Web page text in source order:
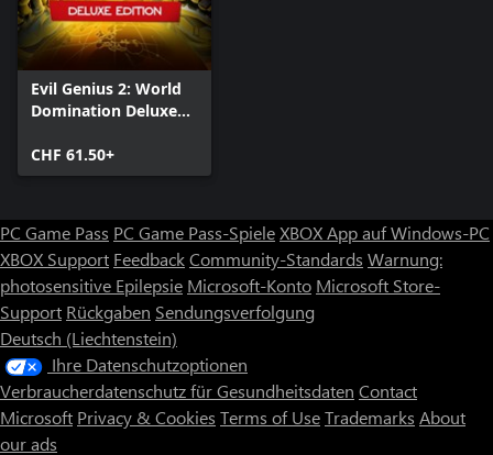
Evil Genius 2: World
Domination Deluxe
CHF 61.50+
PC Game Pass PC Game Pass-SpieleXBOX App auf Windows-PC
XBOX Support FeedbackCommunity-Standards Warnung:
photosensitive Epilepsie Microsoft-Konto Microsoft Store-
Support Rückgaben Sendungsverfolgung
Deutsch (Liechtenstein)
Ihre Datenschutzoptionen
Verbraucherdatenschutz für Gesundheitsdaten Contact
Microsoft Privacy & Cookies Terms of UseTrademarks About
our ads